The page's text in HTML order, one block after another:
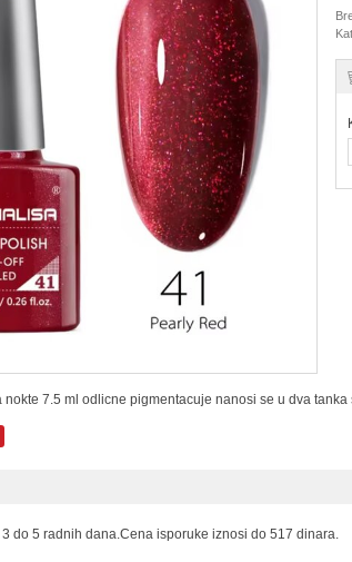
nokte 7.5 ml odlicne pigmentacuje nanosi se u dva
3 do 5 radnih dana.Cena isporuke iznosi do 517 dinara.